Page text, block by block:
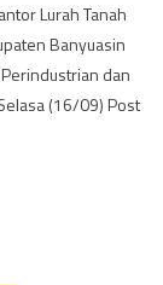
Lurah Tanah
Banyuasin
dan
(16/09) Post